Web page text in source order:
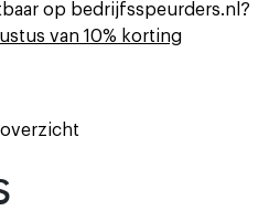
op bedrijfsspeurders.nl?
van 10% korting